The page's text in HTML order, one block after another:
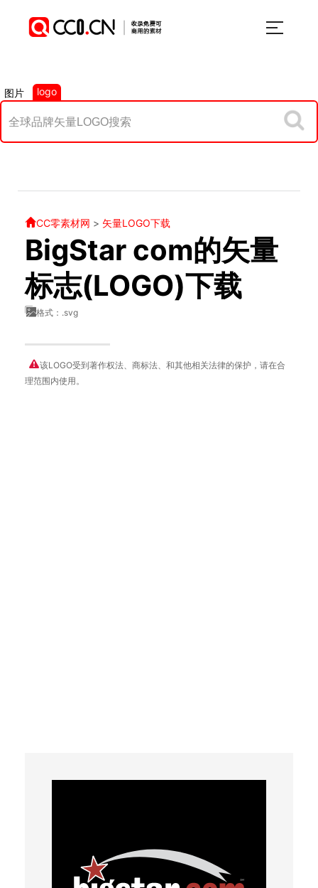
图片 logo
CC零素材网 > 矢量LOGO下载
BigStar com的矢量
标志(LOGO)下载
格式：.svg
该LOGO受到著作权法、商标法、和其他相关法律的保护，请在合
理范围内使用。